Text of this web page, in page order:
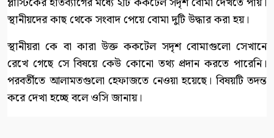
স্থানীয়দের কাছ থেকে সংবাদ পেয়ে বোমা দুটি উদ্ধার করা হয়।
স্থানীয়রা কে বা কারা উক্ত ককটেল সদৃশ বোমাগুলো সেখানে
রেখে গেছে সে বিষয়ে কেউ কোনো তথ্য প্রদান করতে পারেনি।
পরবর্তীতে আলামতগুলো হেফাজতে নেওয়া হয়েছে। বিষয়টি তদন্ত
করে দেখা হচ্ছে বলে ওসি জানায়।